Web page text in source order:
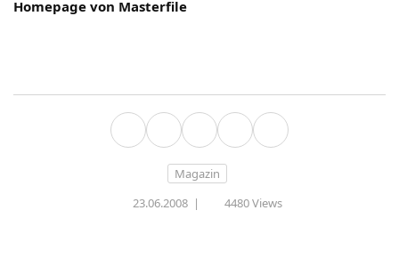
Homepage von Masterfile
Magazin
23.06.2008| 4480 Views